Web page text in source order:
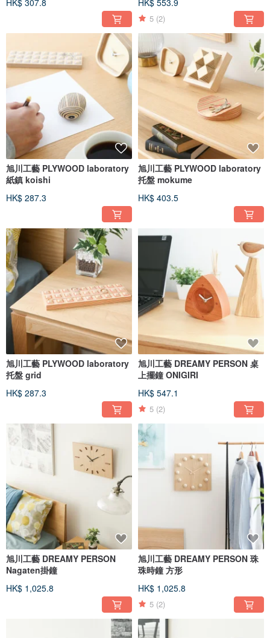
5 (2)
旭川工藝 PLYWOOD laboratory
紙鎮 koishi
HK$ 287.3
旭川工藝 PLYWOOD laboratory
托盤 mokume
HK$ 403.5
旭川工藝 PLYWOOD laboratory
托盤 grid
HK$ 287.3
旭川工藝 DREAMY PERSON 桌
上擺鐘 ONIGIRI
HK$ 547.1
5 (2)
旭川工藝 DREAMY PERSON
Nagaten掛鐘
HK$ 1,025.8
旭川工藝 DREAMY PERSON 珠
珠時鐘 方形
HK$ 1,025.8
5 (2)